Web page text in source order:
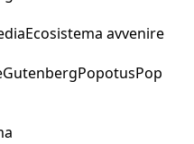
Ecosistema avvenire
GutenbergPopotusPop